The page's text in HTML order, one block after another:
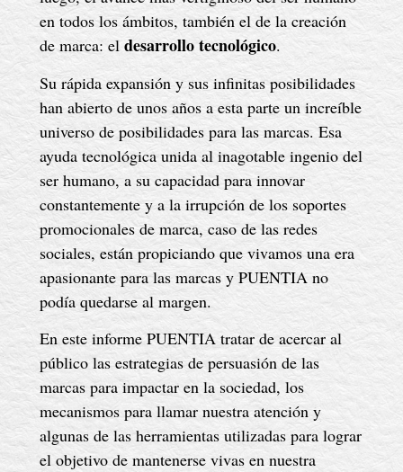
en todos los ámbitos, también el de la creación
de marca: el desarrollo tecnológico.
Su rápida expansión y sus infinitas posibilidades
han abierto de unos años a esta parte un increíble
universo de posibilidades para las marcas. Esa
ayuda tecnológica unida al inagotable ingenio del
ser humano, a su capacidad para innovar
constantemente y a la irrupción de los soportes
promocionales de marca, caso de las redes
sociales, están propiciando que vivamos una era
apasionante para las marcas y PUENTIA no
podía quedarse al margen.
En este informe PUENTIA tratar de acercar al
público las estrategias de persuasión de las
marcas para impactar en la sociedad, los
mecanismos para llamar nuestra atención y
algunas de las herramientas utilizadas para lograr
el objetivo de mantenerse vivas en nuestra